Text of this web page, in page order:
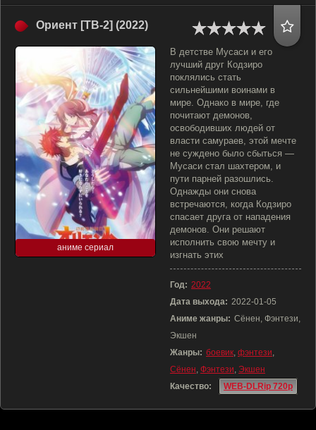
Ориент [ТВ-2] (2022)
аниме сериал
В детстве Мусаси и его
лучший друг Кодзиро
поклялись стать
сильнейшими воинами в
мире. Однако в мире, где
почитают демонов,
освободивших людей от
власти самураев, этой мечте
не суждено было сбыться —
Мусаси стал шахтером, и
пути парней разошлись.
Однажды они снова
встречаются, когда Кодзиро
спасает друга от нападения
демонов. Они решают
исполнить свою мечту и
изгнать этих
Год: 2022
Дата выхода: 2022-01-05
Аниме жанры: Сёнен, Фэнтези,
Экшен
Жанры: боевик, фэнтези,
Сёнен, Фэнтези, Экшен
Качество:
WEB-DLRip 720p